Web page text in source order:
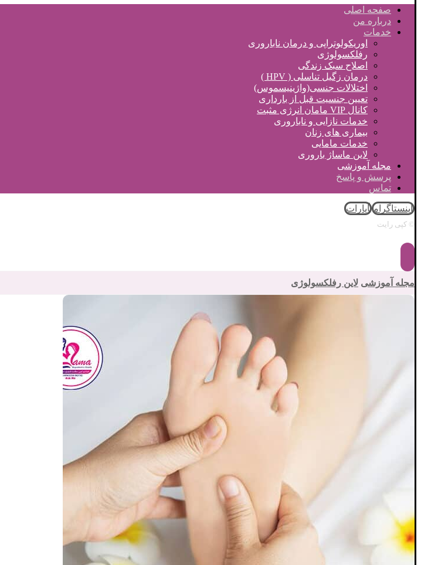
صفحه اصلی
درباره من
خدمات
اوریکولوتراپی و درمان ناباروری
رفلکسولوژی
اصلاح سبک زندگی
درمان زگیل تناسلی ( HPV )
اختلالات جنسی(واژینیسموس)
تعیین جنسیت قبل از بارداری
کانال VIP مامان انرژی مثبت
خدمات نازایی و ناباروری
بیماری های زنان
خدمات مامایی
لاین ماساژ باروری
مجله آموزشی
پرسش و پاسخ
تماس
اینستاگرام آپارات
© کپی رایت
مجله آموزشی لاین رفلکسولوژی